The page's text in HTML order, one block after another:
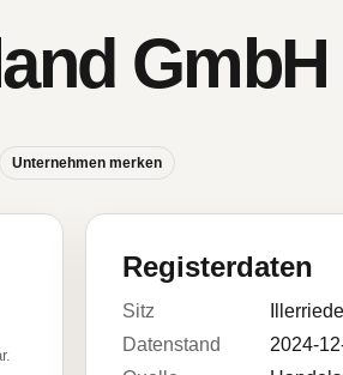
GmbH
Unternehmen merken
Registerdaten
Sitz
Datenstand
2024-